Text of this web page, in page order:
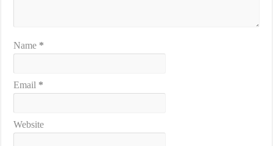
Name *
Email *
Website